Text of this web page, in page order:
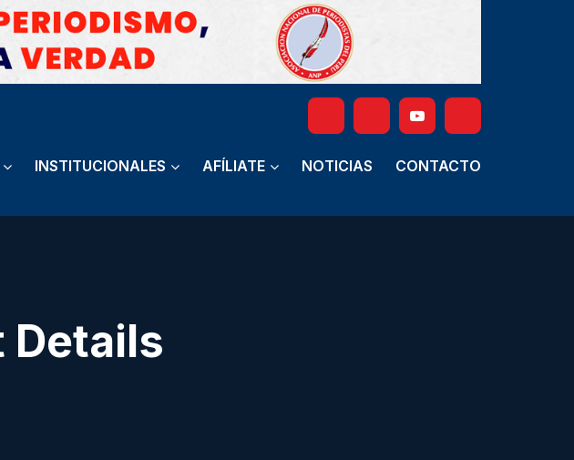
INSTITUCIONALES AFÍLIATE NOTICIAS CONTACTO
Details